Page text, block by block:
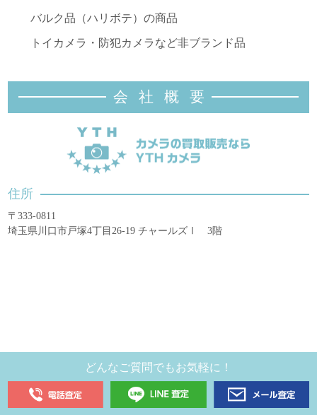
バルク品（ハリボテ）の商品
トイカメラ・防犯カメラなど非ブランド品
会社概 要
住所
〒333-0811
埼玉県川口市戸塚4丁目26-19 チャールズⅠ 3階
どんなご質問でもお気軽に！